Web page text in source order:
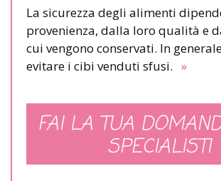
La sicurezza degli alimenti
provenienza, dalla loro qualità e
cui vengono conservati. In
evitare i cibi venduti sfusi. »
FAI LA TUA
SPECIALISTI